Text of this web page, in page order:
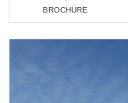
BROCHURE